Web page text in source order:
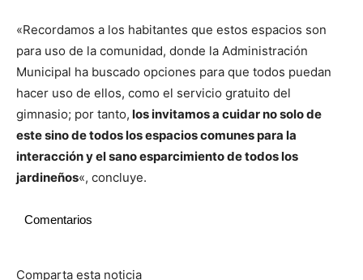
«Recordamos a los habitantes que estos espacios son
para uso de la comunidad, donde la Administración
Municipal ha buscado opciones para que todos puedan
hacer uso de ellos, como el servicio gratuito del
gimnasio; por tanto, los invitamos a cuidar no solo de
este sino de todos los espacios comunes para la
interacción y el sano esparcimiento de todos los
jardineños«, concluye.
Comentarios
Comparta esta noticia